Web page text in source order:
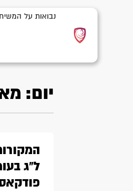
נבואות על המשיח
יום: מאי